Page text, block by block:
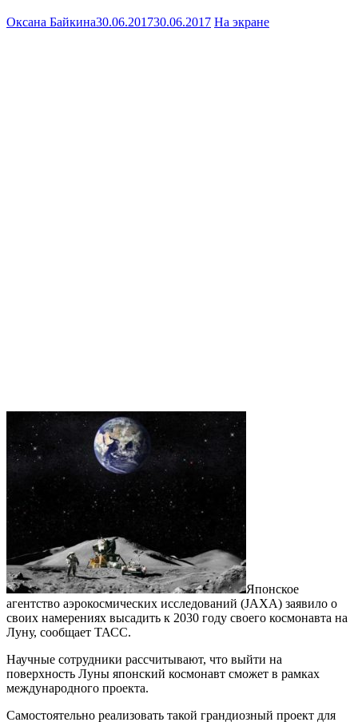
Оксана Байкина30.06.201730.06.2017 На экране
Японское
агентство аэрокосмических исследований (JAXA) заявило о
своих намерениях высадить к 2030 году своего космонавта на
Луну, сообщает ТАСС.
Научные сотрудники рассчитывают, что выйти на
поверхность Луны японский космонавт сможет в рамках
международного проекта.
Самостоятельно реализовать такой грандиозный проект для